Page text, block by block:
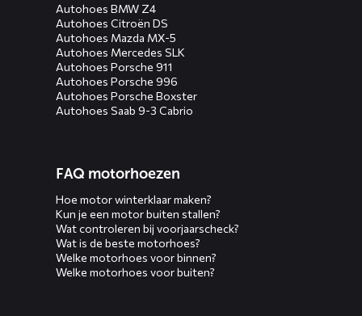
Autohoes BMW Z4
Autohoes Citroën DS
Autohoes Mazda MX-5
Autohoes Mercedes SLK
Autohoes Porsche 911
Autohoes Porsche 996
Autohoes Porsche Boxster
Autohoes Saab 9-3 Cabrio
FAQ motorhoezen
Hoe motor winterklaar maken?
Kun je een motor buiten stallen?
Wat controleren bij voorjaarscheck?
Wat is de beste motorhoes?
Welke motorhoes voor binnen?
Welke motorhoes voor buiten?